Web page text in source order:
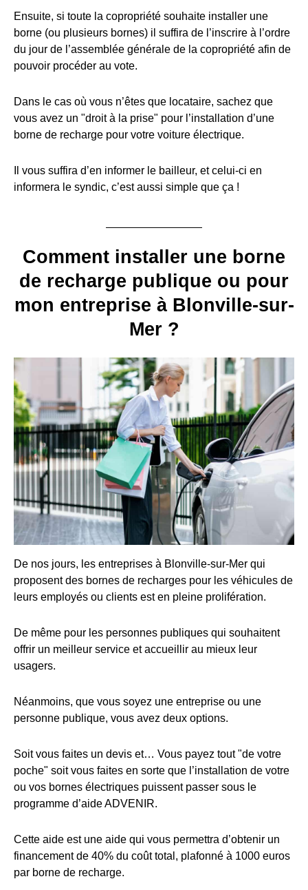
Ensuite, si toute la copropriété souhaite installer une
borne (ou plusieurs bornes) il suffira de l’inscrire à l’ordre
du jour de l’assemblée générale de la copropriété afin de
pouvoir procéder au vote.
Dans le cas où vous n’êtes que locataire, sachez que
vous avez un "droit à la prise" pour l’installation d’une
borne de recharge pour votre voiture électrique.
Il vous suffira d’en informer le bailleur, et celui-ci en
informera le syndic, c’est aussi simple que ça !
Comment installer une borne
de recharge publique ou pour
mon entreprise à Blonville-sur-
Mer ?
De nos jours, les entreprises à Blonville-sur-Mer qui
proposent des bornes de recharges pour les véhicules de
leurs employés ou clients est en pleine prolifération.
De même pour les personnes publiques qui souhaitent
offrir un meilleur service et accueillir au mieux leur
usagers.
Néanmoins, que vous soyez une entreprise ou une
personne publique, vous avez deux options.
Soit vous faites un devis et… Vous payez tout "de votre
poche" soit vous faites en sorte que l’installation de votre
ou vos bornes électriques puissent passer sous le
programme d’aide ADVENIR.
Cette aide est une aide qui vous permettra d’obtenir un
financement de 40% du coût total, plafonné à 1000 euros
par borne de recharge.